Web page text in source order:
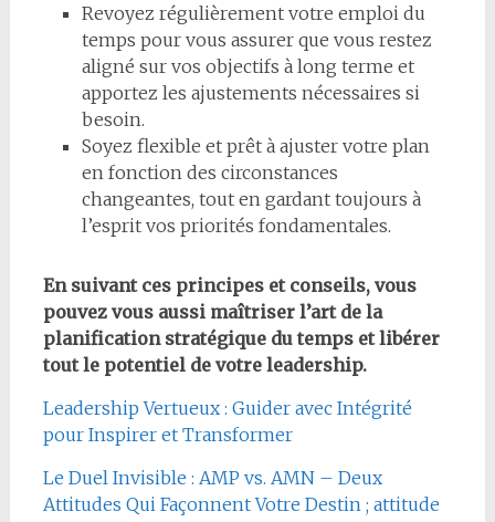
Revoyez régulièrement votre emploi du
temps pour vous assurer que vous restez
aligné sur vos objectifs à long terme et
apportez les ajustements nécessaires si
besoin.
Soyez flexible et prêt à ajuster votre plan
en fonction des circonstances
changeantes, tout en gardant toujours à
l’esprit vos priorités fondamentales.
En suivant ces principes et conseils, vous
pouvez vous aussi maîtriser l’art de la
planification stratégique du temps et libérer
tout le potentiel de votre leadership.
Leadership Vertueux : Guider avec Intégrité
pour Inspirer et Transformer
Le Duel Invisible : AMP vs. AMN – Deux
Attitudes Qui Façonnent Votre Destin ; attitude